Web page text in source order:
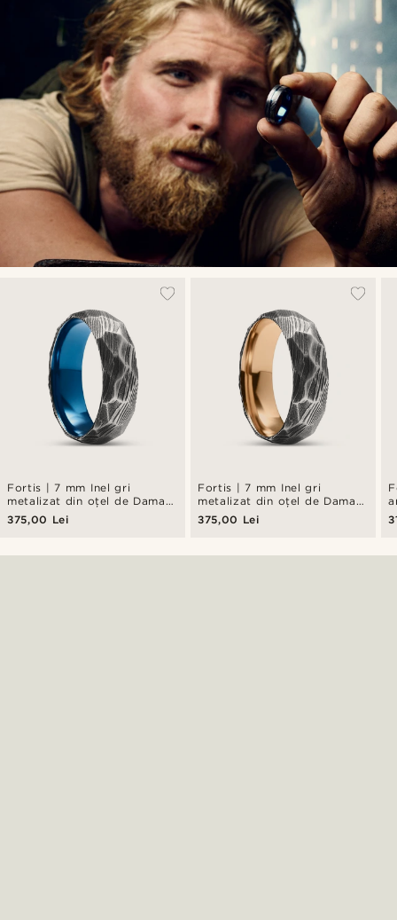
Fortis | 7 mm Inel gri
metalizat din oțel de Damasc
și titan albastru
375,00 Lei
Fortis | 7 mm Inel gri
metalizat din oțel de Damasc
și titan albastru
375,00 Lei